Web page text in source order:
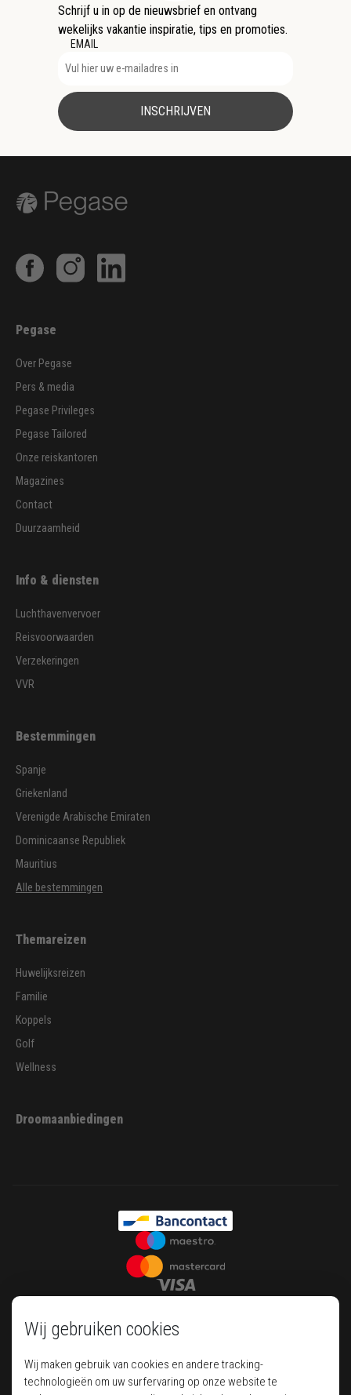
Wij gebruiken cookies
Wij maken gebruik van cookies en andere tracking-
technologieën om uw surfervaring op onze website te
Schrijf u in op de nieuwsbrief en ontvang
wekelijks vakantie inspiratie, tips en promoties.
EMAIL
INSCHRIJVEN
Pegase
Over Pegase
Pers & media
Pegase Privileges
Pegase Tailored
Onze reiskantoren
Magazines
Contact
Duurzaamheid
Info & diensten
Luchthavenvervoer
Reisvoorwaarden
Verzekeringen
VVR
Bestemmingen
Spanje
Griekenland
Verenigde Arabische Emiraten
Dominicaanse Republiek
Mauritius
Alle bestemmingen
Themareizen
Huwelijksreizen
Familie
Koppels
Golf
Wellness
Droomaanbiedingen